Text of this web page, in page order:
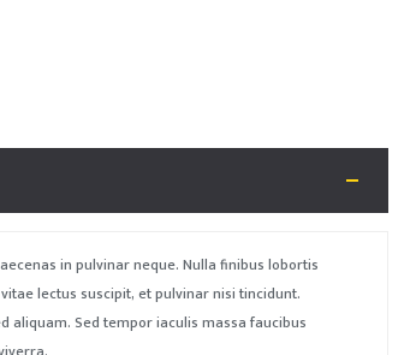
in pulvinar neque. Nulla finibus lobortis
lectus suscipit, et pulvinar nisi tincidunt.
aliquam. Sed tempor iaculis massa faucibus